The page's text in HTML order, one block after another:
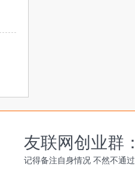
友联网创业群：
记得备注自身情况 不然不通过